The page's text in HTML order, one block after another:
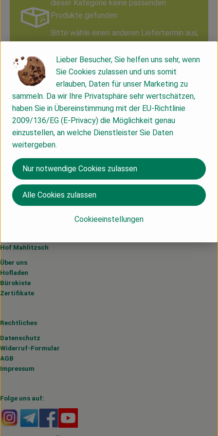
Kühltheke
Vorratskammer
Haus, Garten & Co.
Über uns
Lieferservice
Neues vom Hof
Blog
dieser Kategorie keine passenden
Produkte gefunden.
Bitte wähle einen anderen Liefertermin aus,
Du hast eine Frage? Wir helfen dir gerne:
Hof Mahlitzsch GbR
Mahlitzsch Nr. 1
01683 Nossen
035242-65620
oekokiste (at) hof-mahlitzsch.de
Lieferservice
Ökokiste - So geht's
Häufige Fragen
Probelieferung
Hof Mahlitzsch
Über uns
Hofladen
Bürokiste
Zertifikate
Rechtliches
Datenschutz
Widerruf-Formular
AGB
Impressum
Folge uns auf:
Externer Link zu https://www.instagram.com/
Externer Link zu https://t.me/s/hofmahlitzsch
Externer Link zu https://www.facebook.com/
Lieber Besucher, Sie helfen uns sehr, wenn
Sie Cookies zulassen und uns somit
erlauben, Daten für unser Marketing zu
sammeln. Da wir Ihre Privatsphäre sehr wertschätzen,
haben Sie in Übereinstimmung mit der EU-Richtlinie
2009/136/EG (E-Privacy) die Möglichkeit genau
einzustellen, an welche Dienstleister Sie Daten
weitergeben.
Cookieeinstellungen
Nur notwendige Cookies zulassen
Alle Cookies zulassen